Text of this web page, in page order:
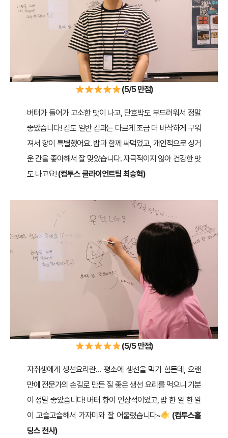
(5/5 만점)
버터가 들어가 고소한 맛이 나고, 단호박도 부드러워서 정말
좋았습니다! 김도 일반 김과는 다르게 조금 더 바삭하게 구워
져서 향이 특별했어요. 밥과 함께 싸먹었고, 개인적으로 싱거
운 간을 좋아해서 잘 맞았습니다. 자극적이지 않아 건강한 맛
도 나고요! (컴투스 클라이언트팀 최승혁)
(5/5 만점)
자취생에게 생선요리란… 평소에 생선을 먹기 힘든데, 오랜
만에 전문가의 손길로 만든 질 좋은 생선 요리를 먹으니 기분
이 정말 좋았습니다! 버터 향이 인상적이었고, 밥 한 알 한 알
이 고슬고슬해서 가자미와 잘 어울렸습니다~
(컴투스홀
딩스 천사)